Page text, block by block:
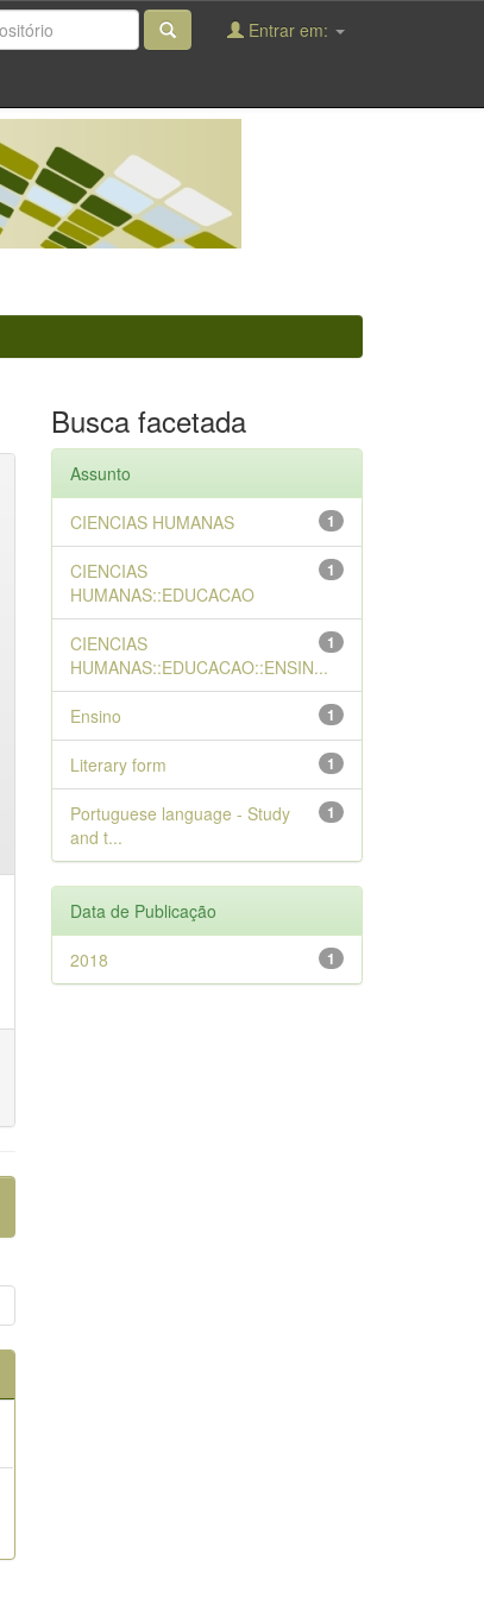
Entrar em:
Busca facetada
Assunto
1
CIENCIAS HUMANAS
1
CIENCIAS
HUMANAS::EDUCACAO
1
CIENCIAS
HUMANAS::EDUCACAO::ENSIN...
1
Ensino
1
Literary form
1
Portuguese language - Study
and t...
Data de Publicação
1
2018